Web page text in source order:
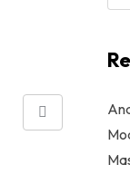
Share